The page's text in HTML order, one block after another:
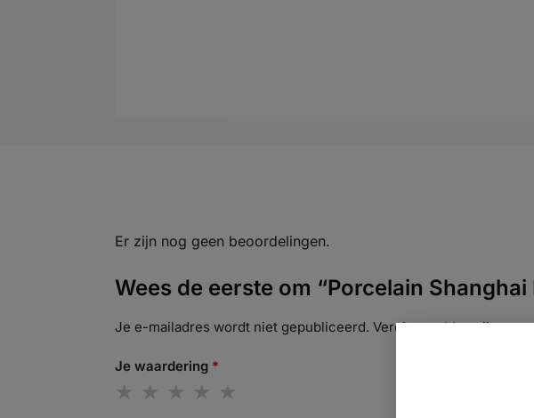
Er zijn nog geen beoordelingen.
Wees de eerste om “Porcelain
Je e-mailadres wordt niet gepubliceerd. Vereiste velden zijn
Je waardering *